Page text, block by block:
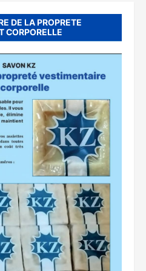
DE LA PROPRETE
CORPORELLE